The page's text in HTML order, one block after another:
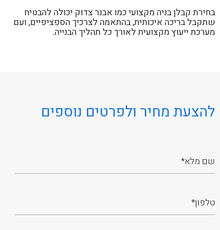
בחירת קבלן בניה מקצועי כמו אבנר צדוק יכולה להבטיח
שתקבל בריכה איכותית, בהתאמה לצרכיך הספציפיים, ועם
מערכת ייעוץ מקצועית לאורך כל תהליך הבנייה.
להצעת מחיר ולפרטים נוספים